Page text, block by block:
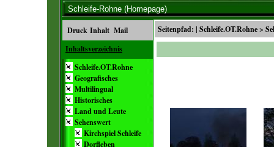
Schleife-Rohne (Homepage)
Druck Inhalt Mail
Inhaltsverzeichnis
Schleife.OT.Rohne
Geografisches
Multilingual
Historisches
Land und Leute
Sehenswert
Kirchspiel Schleife
Dorfleben
Seitenpfad: | Schleife.OT.Rohne>